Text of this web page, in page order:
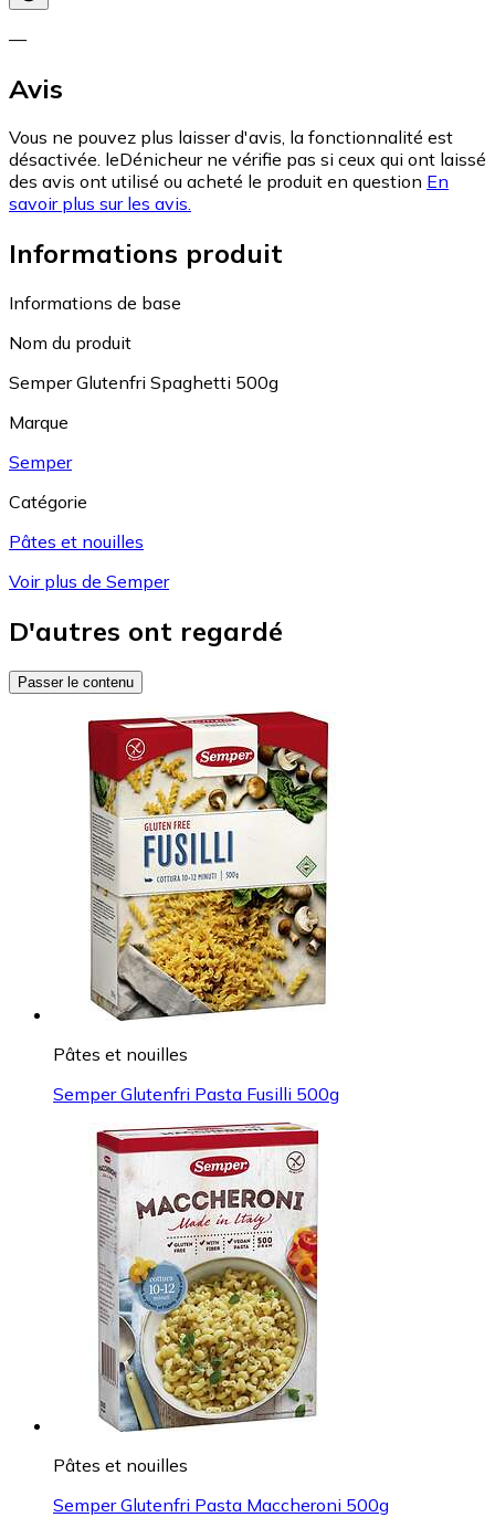
—
Avis
Vous ne pouvez plus laisser d'avis, la fonctionnalité est
désactivée. leDénicheur ne vérifie pas si ceux qui ont laissé
des avis ont utilisé ou acheté le produit en question En
savoir plus sur les avis.
Informations produit
Informations de base
Nom du produit
Semper Glutenfri Spaghetti 500g
Marque
Semper
Catégorie
Pâtes et nouilles
Voir plus de Semper
D'autres ont regardé
Passer le contenu
Pâtes et nouilles
Semper Glutenfri Pasta Fusilli 500g
Pâtes et nouilles
Semper Glutenfri Pasta Maccheroni 500g